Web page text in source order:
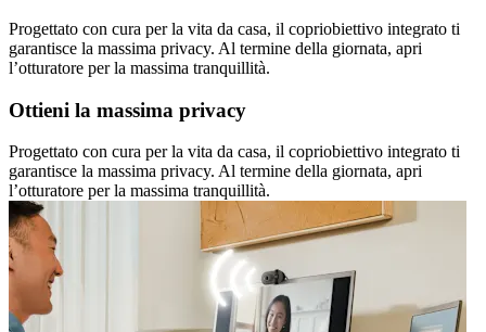
Progettato con cura per la vita da casa, il copriobiettivo integrato ti
garantisce la massima privacy. Al termine della giornata, apri
l’otturatore per la massima tranquillità.
Ottieni la massima privacy
Progettato con cura per la vita da casa, il copriobiettivo integrato ti
garantisce la massima privacy. Al termine della giornata, apri
l’otturatore per la massima tranquillità.